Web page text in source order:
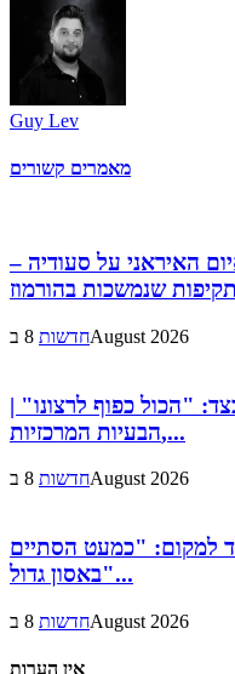
Guy Lev
מאמרים קשורים
האיראני על סעודיה –
שנמשכות בהורמוז
חדשות8 בAugust 2026
"הכול כפוף לרצונו" |
הבעיות המרכזיות,...
חדשות8 בAugust 2026
למקום: "כמעט הסתיים
באסון גדול"...
חדשות8 בAugust 2026
אין הערות